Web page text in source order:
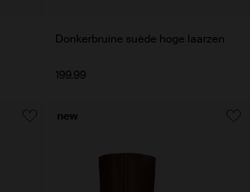
Donkerbruine suède hoge laarzen
199.99
new